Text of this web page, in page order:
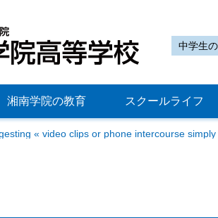
中学生
湘南学院の教育 スクールライフ
« video clips or phone intercourse